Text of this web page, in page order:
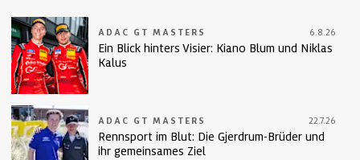
ADAC GT MASTERS 6.8.26
Ein Blick hinters Visier: Kiano Blum und Niklas
Kalus
ADAC GT MASTERS 22.7.26
Rennsport im Blut: Die Gjerdrum-Brüder und
ihr gemeinsames Ziel